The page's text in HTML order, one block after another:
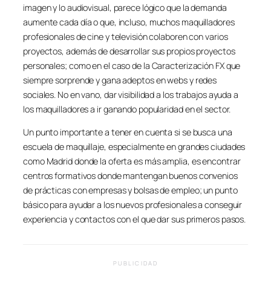
imagen y lo audiovisual, parece lógico que la demanda
aumente cada día o que, incluso, muchos maquilladores
profesionales de cine y televisión colaboren con varios
proyectos, además de desarrollar sus propios proyectos
personales; como en el caso de la Caracterización FX que
siempre sorprende y gana adeptos en webs y redes
sociales. No en vano, dar visibilidad a los trabajos ayuda a
los maquilladores a ir ganando popularidad en el sector.
Un punto importante a tener en cuenta si se busca una
escuela de maquillaje, especialmente en grandes ciudades
como Madrid donde la oferta es más amplia, es encontrar
centros formativos donde mantengan buenos convenios
de prácticas con empresas y bolsas de empleo; un punto
básico para ayudar a los nuevos profesionales a conseguir
experiencia y contactos con el que dar sus primeros pasos.
PUBLICIDAD